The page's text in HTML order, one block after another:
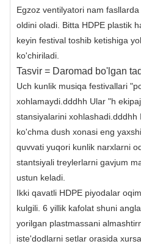
Egzoz ventilyatori nam
oldini oladi. Bitta HDPE plastik
keyin festival toshib ketishiga
ko'chiriladi.
Tasvir = Daromad bo'lgan
Uch kunlik musiqa festivallari
xohlamaydi.dddhh Ular "h
stansiyalarini
ko'chma dush xonasi eng
quvvati yuqori kunlik narxlarni
stantsiyali treylerlarni gavjum
ustun keladi.
Ikki qavatli HDPE piyodalar
kulgili. 6 yillik kafolat shuni
yorilgan plastmassani
iste'dodlarni setlar orasida